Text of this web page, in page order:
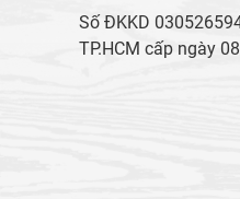
Số ĐKKD
TP.HCM cấp ngày